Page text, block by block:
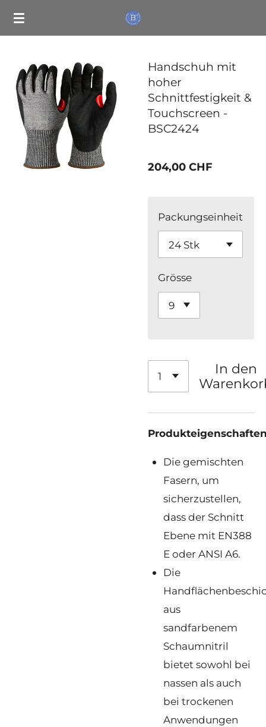
Zum
Hauptinhalt
Handschuh mit
hoher
Schnittfestigkeit &
Touchscreen -
BSC2424
204,00 CHF
Packungseinheit
Grösse
In den
Produkte
Die gemischten
Fasern, um
sicherzustellen,
dass der Schnitt
Ebene mit EN388
E oder ANSI A6.
Die
aus
sandfarbenem
Schaumnitril
bietet sowohl bei
nassen als auch
bei trockenen
Anwendungen